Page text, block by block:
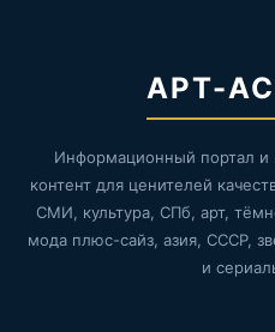
АРТ-
Информационный портал и
контент для ценителей
СМИ, культура, СПб, арт,
мода плюс-сайз, азия, СССР,
и